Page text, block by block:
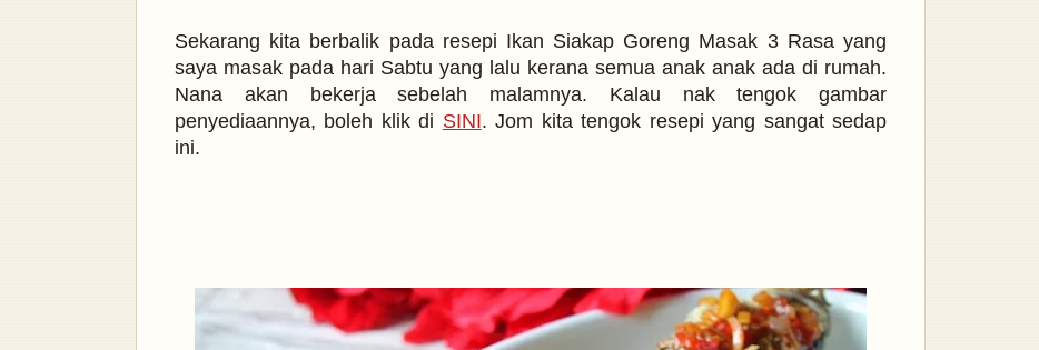
Sekarang kita berbalik pada resepi Ikan Siakap Goreng Masak 3 Rasa yang
saya masak pada hari Sabtu yang lalu kerana semua anak anak ada di rumah.
Nana akan bekerja sebelah malamnya. Kalau nak tengok gambar
penyediaannya, boleh klik di SINI. Jom kita tengok resepi yang sangat sedap
ini.